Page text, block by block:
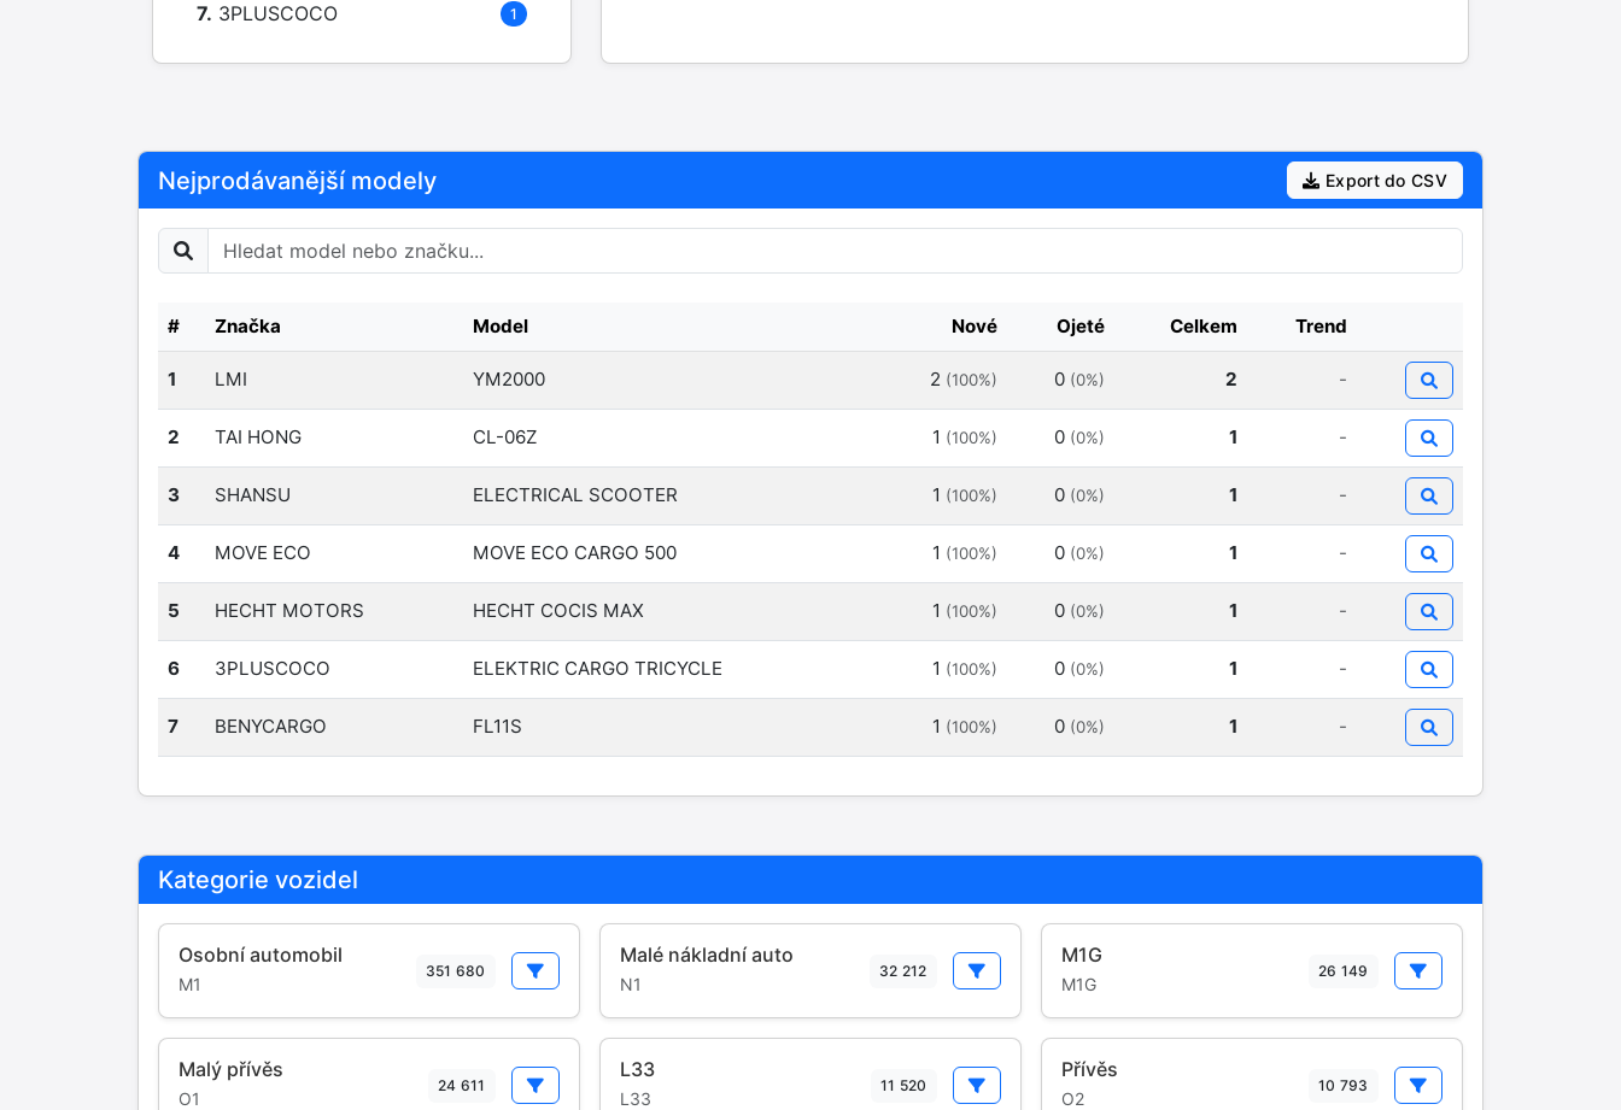
7. 3PLUSCOCO 1
Nejprodávanější modely Export do CSV
# Značka Model Nové Ojeté Celkem Trend
1 LMI YM2000 2 (100%) 0 (0%) 2 -
2 TAI HONG CL-06Z 1 (100%) 0 (0%) 1 -
3 SHANSU ELECTRICAL SCOOTER 1 (100%) 0 (0%) 1 -
4 MOVE ECO MOVE ECO CARGO 500 1 (100%) 0 (0%) 1 -
5 HECHT MOTORS HECHT COCIS MAX 1 (100%) 0 (0%) 1 -
6 3PLUSCOCO ELEKTRIC CARGO TRICYCLE 1 (100%) 0 (0%) 1 -
7 BENYCARGO FL11S 1 (100%) 0 (0%) 1 -
Kategorie vozidel
Osobní automobil
M1
351 680
Malé nákladní auto
N1
32 212
M1G
M1G
26 149
Malý přívěs
O1
24 611
L33
L33
11 520
Přívěs
O2
10 793